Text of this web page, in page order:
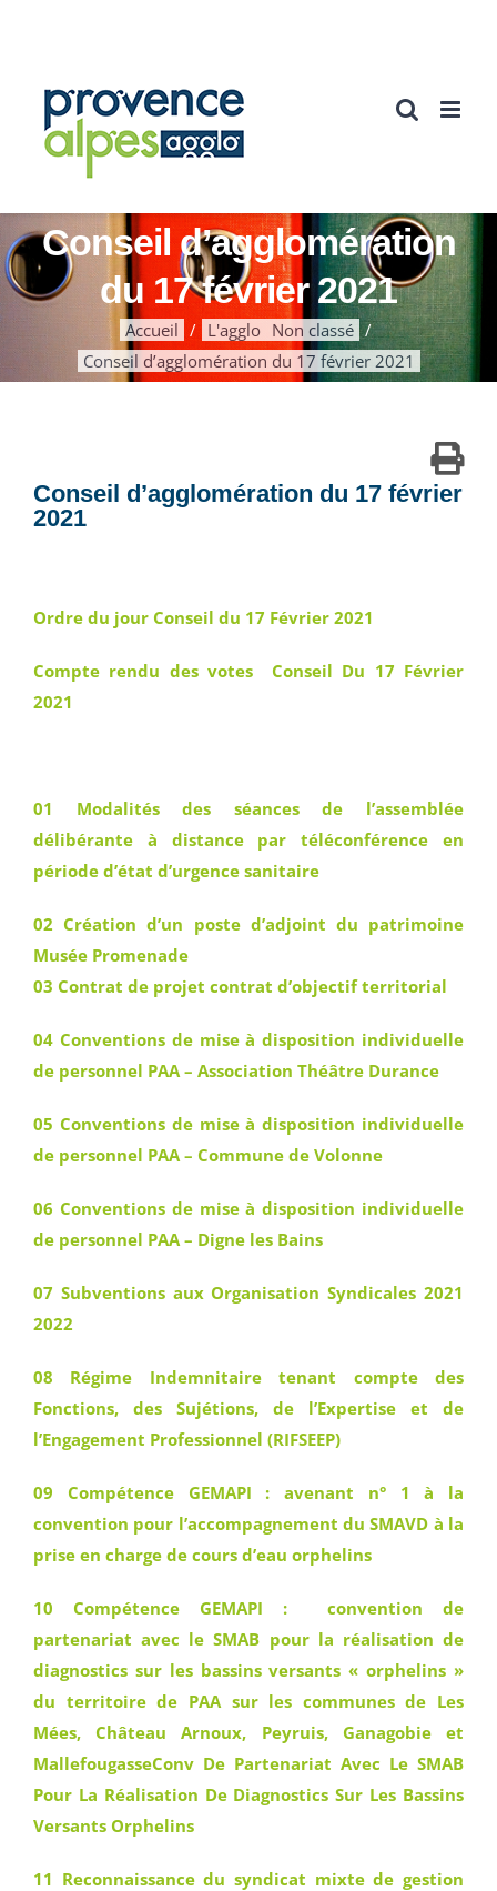
Conseil d’agglomération
du 17 février 2021
Accueil L'agglo Non classé
Conseil d’agglomération du 17 février 2021
Conseil d’agglomération du 17 février
2021
Ordre du jour Conseil du 17 Février 2021
Compte rendu des votes Conseil Du 17 Février
2021
01 Modalités des séances de l’assemblée
délibérante à distance par téléconférence en
période d’état d’urgence sanitaire
02 Création d’un poste d’adjoint du patrimoine
Musée Promenade
03 Contrat de projet contrat d’objectif territorial
04 Conventions de mise à disposition individuelle
de personnel PAA – Association Théâtre Durance
05 Conventions de mise à disposition individuelle
de personnel PAA – Commune de Volonne
06 Conventions de mise à disposition individuelle
de personnel PAA – Digne les Bains
07 Subventions aux Organisation Syndicales 2021
2022
08 Régime Indemnitaire tenant compte des
Fonctions, des Sujétions, de l’Expertise et de
l’Engagement Professionnel (RIFSEEP)
09 Compétence GEMAPI : avenant n° 1 à la
convention pour l’accompagnement du SMAVD à la
prise en charge de cours d’eau orphelins
10 Compétence GEMAPI : convention de
partenariat avec le SMAB pour la réalisation de
diagnostics sur les bassins versants « orphelins »
du territoire de PAA sur les communes de Les
Mées, Château Arnoux, Peyruis, Ganagobie et
MallefougasseConv De Partenariat Avec Le SMAB
Pour La Réalisation De Diagnostics Sur Les Bassins
Versants Orphelins
11 Reconnaissance du syndicat mixte de gestion